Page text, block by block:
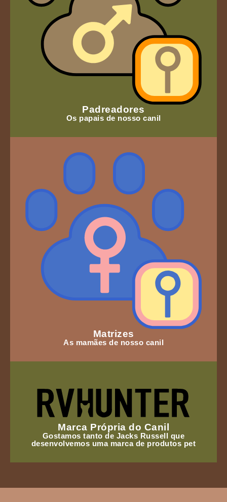
Padreadores
Os papais de nosso canil
Matrizes
As mamães de nosso canil
Marca Própria do Canil
Gostamos tanto de Jacks Russell que
desenvolvemos uma marca de produtos pet